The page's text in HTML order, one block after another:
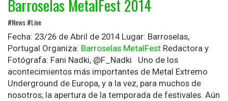
Barroselas MetalFest 2014
#News #Live
Fecha: 23/26 de Abril de 2014 Lugar: Barroselas,
Portugal Organiza: Barroselas MetalFest Redactora y
Fotógrafa: Fani Nadki, @F_Nadki Uno de los
acontecimientos más importantes de Metal Extremo
Underground de Europa, y a la vez, para muchos de
nosotros; la apertura de la temporada de festivales. Aún